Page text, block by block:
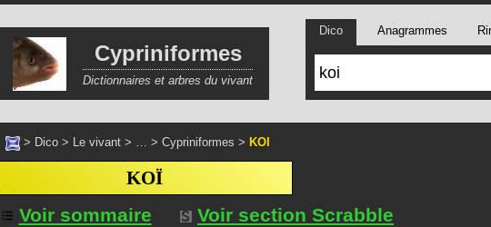
Cypriniformes
Dictionnaires et arbres du vivant
Dico Anagrammes
> Dico > Le vivant > … > Cypriniformes > KOI
KOÏ
Voir sommaire
Voir section Scrabble